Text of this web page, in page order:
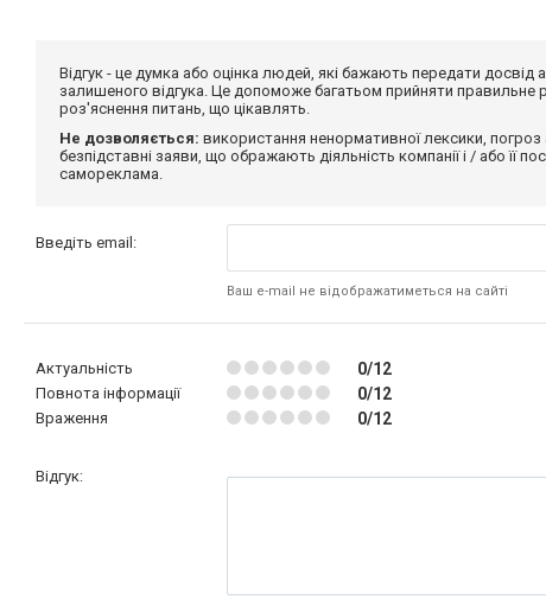
Відгук - це думка або оцінка людей, які бажають передати
залишеного відгука. Це допоможе багатьом прийняти правильне
роз'яснення питань, що цікавлять.
Не дозволяється: використання ненормативної лексики,
безпідставні заяви, що ображають діяльність компанії і / або її
самореклама.
Введіть email:
Ваш e-mail не відображатиметься на сайті
Актуальність 0/12
Повнота інформації 0/12
Враження 0/12
Відгук: